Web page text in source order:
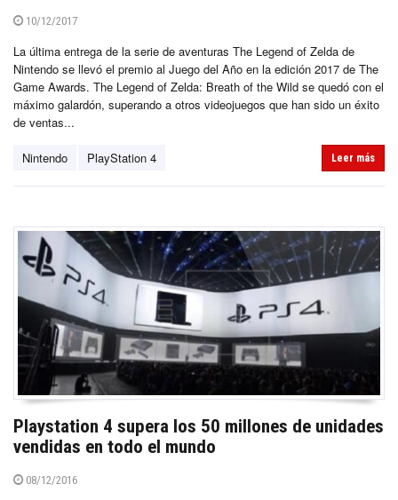
10/12/2017
La última entrega de la serie de aventuras The Legend of Zelda de
Nintendo se llevó el premio al Juego del Año en la edición 2017 de The
Game Awards. The Legend of Zelda: Breath of the Wild se quedó con el
máximo galardón, superando a otros videojuegos que han sido un éxito
de ventas...
Nintendo PlayStation 4 Leer más
Playstation 4 supera los 50 millones de unidades
vendidas en todo el mundo
08/12/2016